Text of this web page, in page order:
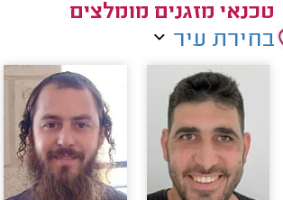
טכנאי מזגנים מומלצים
בחירת עיר